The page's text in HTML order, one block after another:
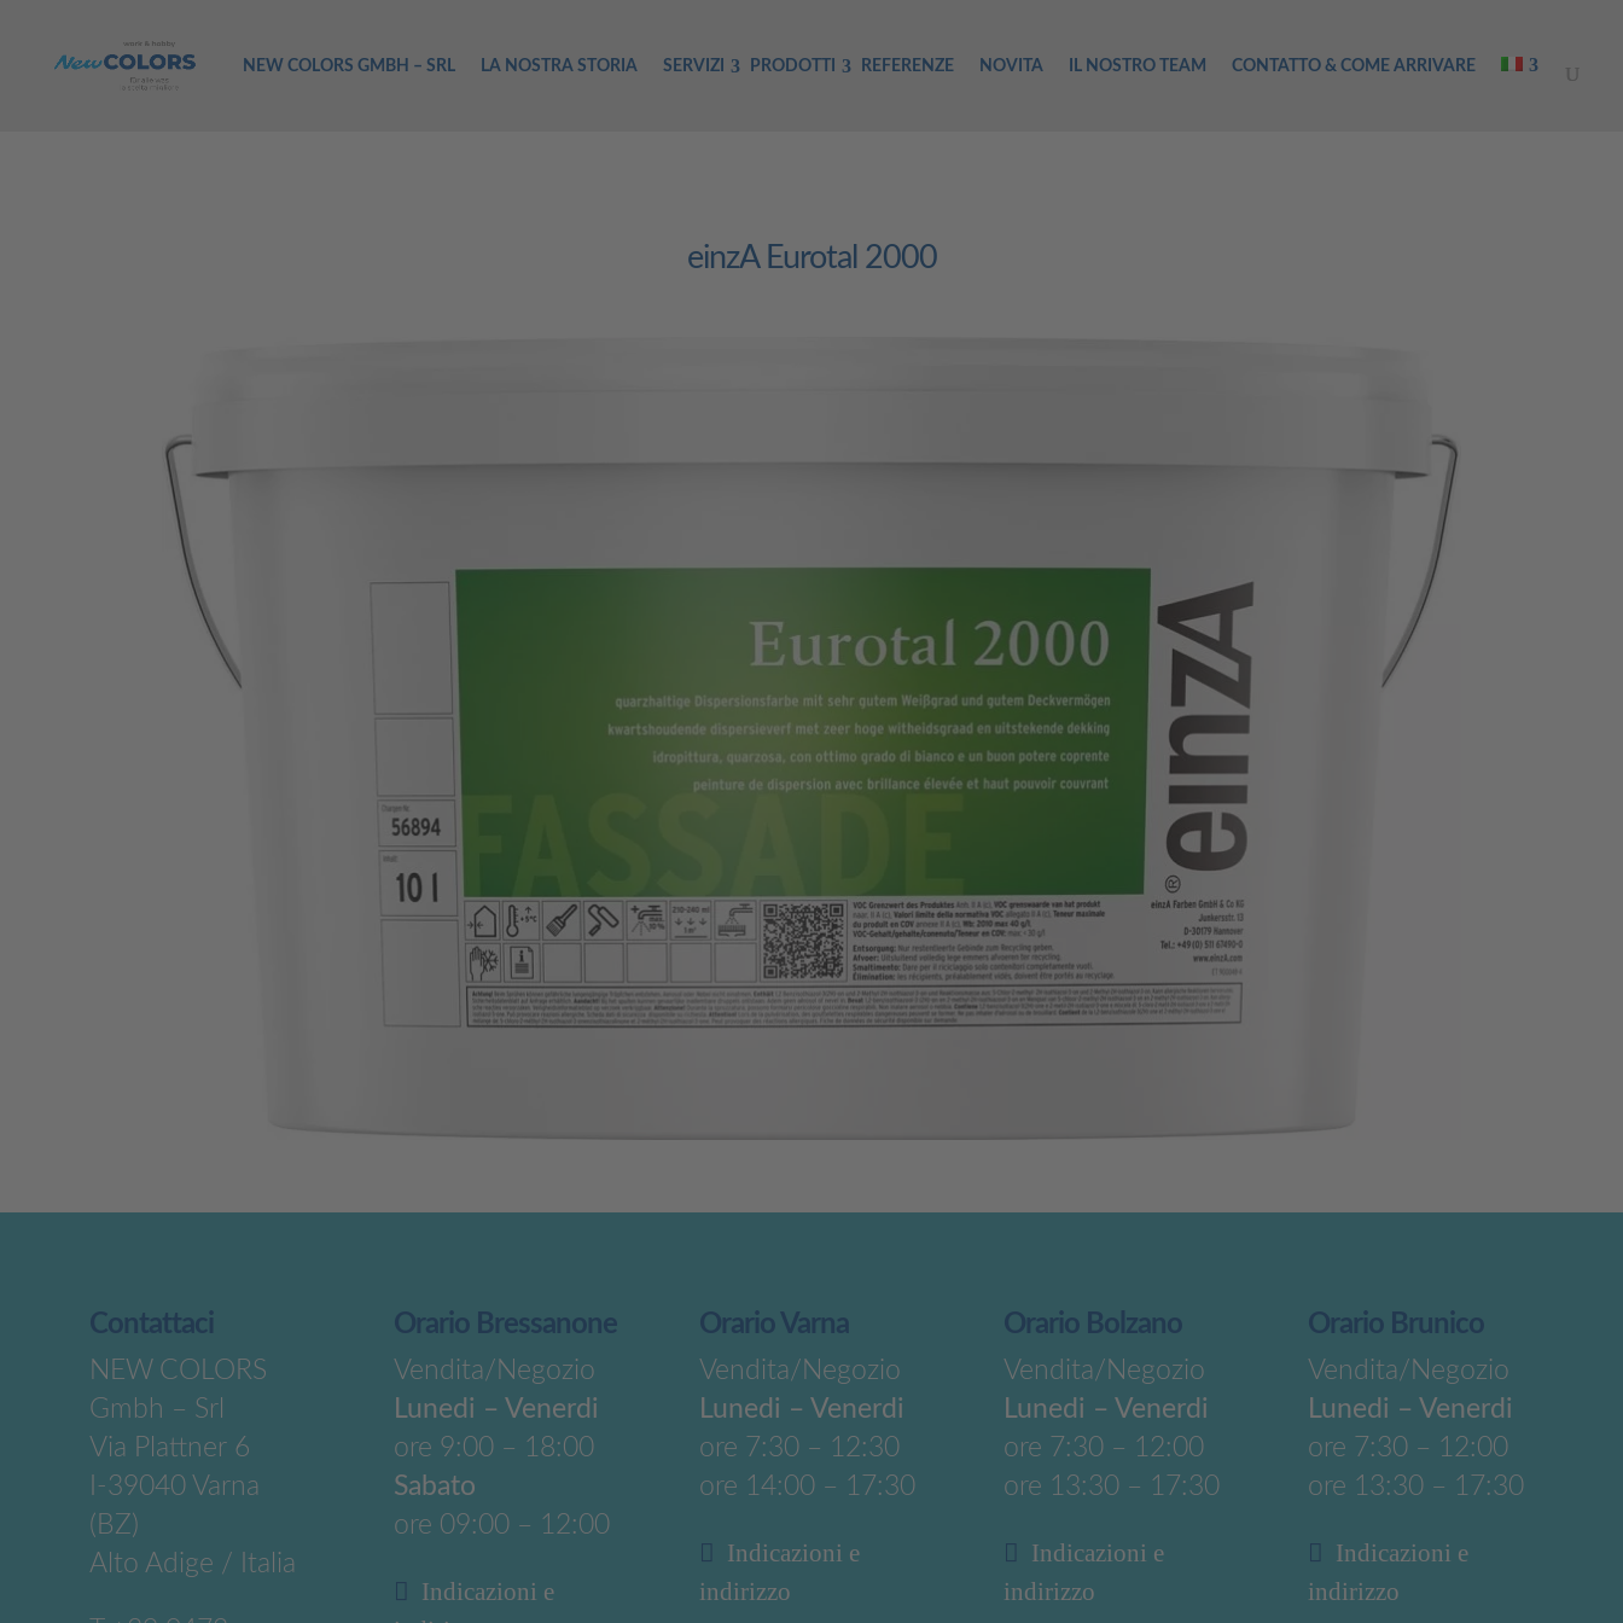
NEW COLORS GMBH – SRL LA NOSTRA STORIA SERVIZI PRODOTTI REFERENZE NOVITA IL NOSTRO TEAM CONTATTO & COME ARRIVARE
einzA Eurotal 2000
Contattaci
NEW COLORS
Gmbh – Srl
Via Plattner 6
I-39040 Varna
(BZ)
Alto Adige / Italia
Orario Bressanone
Vendita/Negozio
Lunedi – Venerdi
ore 9:00 – 18:00
Sabato
ore 09:00 – 12:00
Indicazioni e
Orario Varna
Vendita/Negozio
Lunedi – Venerdi
ore 7:30 – 12:30
ore 14:00 – 17:30
Indicazioni e
indirizzo
Orario Bolzano
Vendita/Negozio
Lunedi – Venerdi
ore 7:30 – 12:00
ore 13:30 – 17:30
Indicazioni e
indirizzo
Orario Brunico
Vendita/Negozio
Lunedi – Venerdi
ore 7:30 – 12:00
ore 13:30 – 17:30
Indicazioni e
indirizzo